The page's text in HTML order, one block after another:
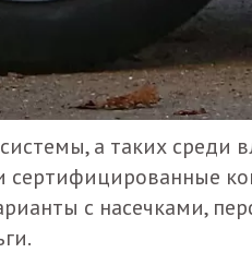
а таких среди
сертифицированные
с насечками,